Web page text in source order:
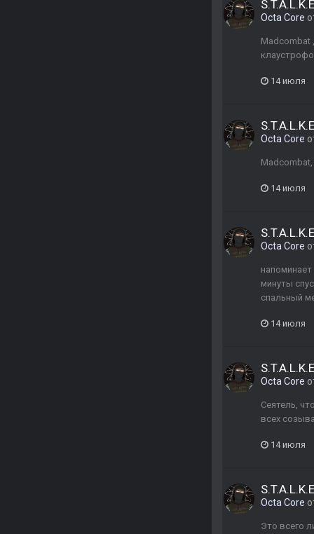
Octa Core
Madcombat
14 июля
Octa Core
14 июля
Octa Core
минуты
спальный
14 июля
Octa Core
Сеятель,
всех
14 июля
Octa Core
Это всего